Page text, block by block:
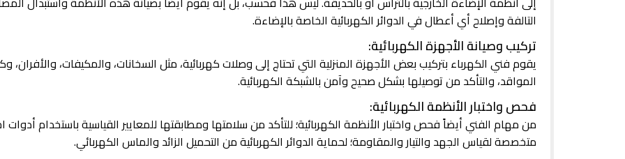
التالفة وإصلاح أي أعطال في الدوائر الكهربائية الخاصة بالإضاءة.
تركيب وصيانة الأجهزة الكهربائية:
يقوم فني الكهرباء بتركيب بعض الأجهزة المنزلية التي تحتاج إلى وصلات كهربائية، مثل السخانات، والمكيفات، والأفران،
المواقد، والتأكد من توصيلها بشكل صحيح وآمن بالشبكة الكهربائية.
فحص واختبار الأنظمة الكهربائية:
من مهام الفني أيضاً فحص واختبار الأنظمة الكهربائية؛ للتأكد من سلامتها ومطابقتها للمعايير القياسية باستخدام أدوات
متخصصة لقياس الجهد والتيار والمقاومة؛ لحماية الدوائر الكهربائية من التحميل الزائد والماس الكهربائي.